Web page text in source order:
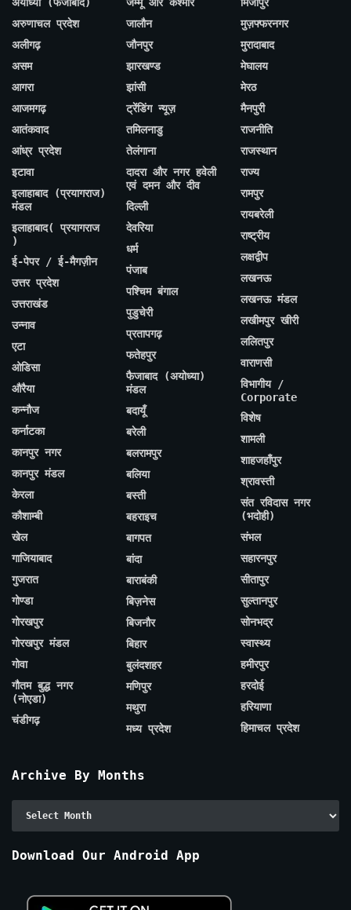
अरुणाचल प्रदेश
अलीगढ़
असम
आगरा
आजमगढ़
आतंकवाद
आंध्र प्रदेश
इटावा
इलाहाबाद (प्रयागराज)
मंडल
इलाहाबाद( प्रयागराज
)
ई-पेपर / ई-मैगज़ीन
उत्तर प्रदेश
उत्तराखंड
उन्नाव
एटा
ओडिसा
औरैया
कन्नौज
कर्नाटका
कानपुर नगर
कानपुर मंडल
केरला
कौशाम्बी
खेल
गाजियाबाद
गुजरात
गोण्डा
गोरखपुर
गोरखपुर मंडल
गोवा
गौतम बुद्ध नगर
(नोएडा)
चंडीगढ़
जालौन
जौनपुर
झारखण्ड
झांसी
ट्रेंडिंग न्यूज़
तमिलनाडु
तेलंगाना
दादरा और नगर हवेली
एवं दमन और दीव
दिल्ली
देवरिया
धर्म
पंजाब
पश्चिम बंगाल
पुडुचेरी
प्रतापगढ़
फतेहपुर
फैजाबाद (अयोध्या)
मंडल
बदायूँ
बरेली
बलरामपुर
बलिया
बस्ती
बहराइच
बागपत
बांदा
बाराबंकी
बिज़नेस
बिजनौर
बिहार
बुलंदशहर
मणिपुर
मथुरा
मध्य प्रदेश
मुज़फ्फरनगर
मुरादाबाद
मेघालय
मेरठ
मैनपुरी
राजनीति
राजस्थान
राज्य
रामपुर
रायबरेली
राष्ट्रीय
लक्षद्वीप
लखनऊ
लखनऊ मंडल
लखीमपुर खीरी
ललितपुर
वाराणसी
विभागीय /
Corporate
विशेष
शामली
शाहजहाँपुर
श्रावस्ती
संत रविदास नगर
(भदोही)
संभल
सहारनपुर
सीतापुर
सुल्तानपुर
सोनभद्र
स्वास्थ्य
हमीरपुर
हरदोई
हरियाणा
हिमाचल प्रदेश
Archive By Months
Download Our Android App